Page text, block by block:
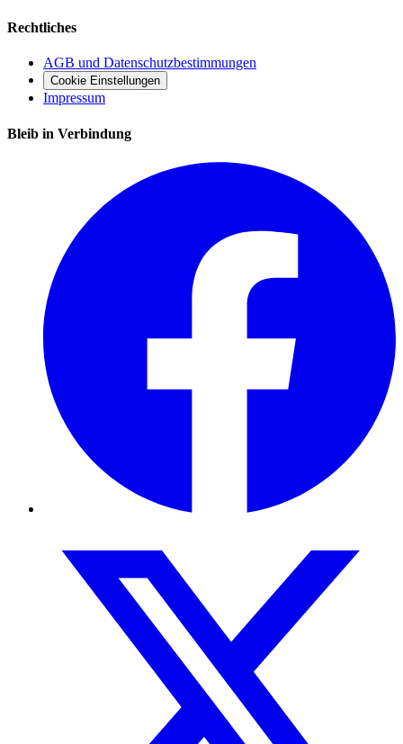
Rechtliches
AGB und Datenschutzbestimmungen
Cookie Einstellungen
Impressum
Bleib in Verbindung